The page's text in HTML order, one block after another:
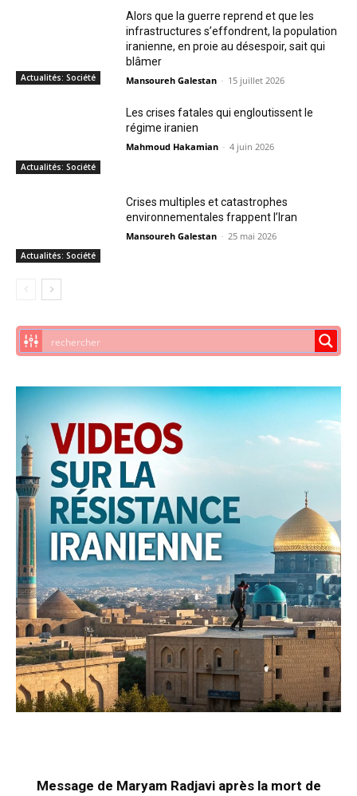
Actualités: Société
Alors que la guerre reprend et que les
infrastructures s’effondrent, la population
iranienne, en proie au désespoir, sait qui
blâmer
Mansoureh Galestan - 15 juillet 2026
Actualités: Société
Les crises fatales qui engloutissent le
régime iranien
Mahmoud Hakamian - 4 juin 2026
Actualités: Société
Crises multiples et catastrophes
environnementales frappent l’Iran
Mansoureh Galestan - 25 mai 2026
Message de Maryam Radjavi après la mort de